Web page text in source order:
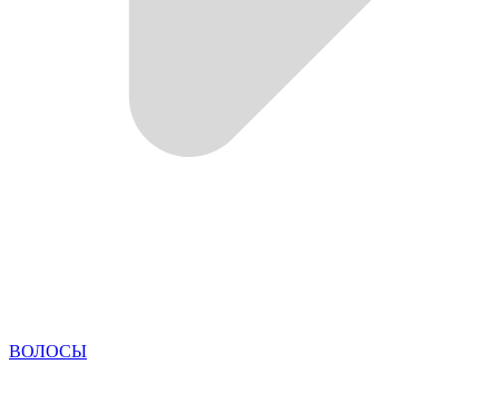
ВОЛОСЫ